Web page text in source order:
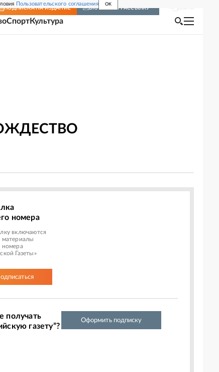
Пользовательского соглашения OK
ПОДПИСКА НА ИЗДАНИЕ ВКЛЮЧИТЬ РАССЫЛКУ
СпортКультура
номера
включаются
материалы
номера
Газеты»
получать
газету”?
Оформить подписку